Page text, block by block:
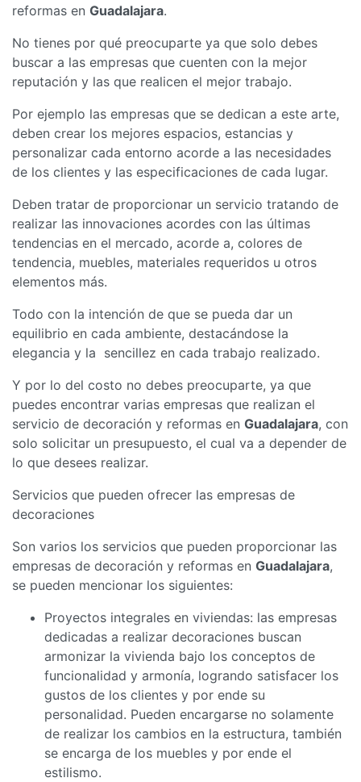
reformas en Guadalajara.
No tienes por qué preocuparte ya que solo debes
buscar a las empresas que cuenten con la mejor
reputación y las que realicen el mejor trabajo.
Por ejemplo las empresas que se dedican a este arte,
deben crear los mejores espacios, estancias y
personalizar cada entorno acorde a las necesidades
de los clientes y las especificaciones de cada lugar.
Deben tratar de proporcionar un servicio tratando de
realizar las innovaciones acordes con las últimas
tendencias en el mercado, acorde a, colores de
tendencia, muebles, materiales requeridos u otros
elementos más.
Todo con la intención de que se pueda dar un
equilibrio en cada ambiente, destacándose la
elegancia y la sencillez en cada trabajo realizado.
Y por lo del costo no debes preocuparte, ya que
puedes encontrar varias empresas que realizan el
servicio de decoración y reformas en Guadalajara, con
solo solicitar un presupuesto, el cual va a depender de
lo que desees realizar.
Servicios que pueden ofrecer las empresas de
decoraciones
Son varios los servicios que pueden proporcionar las
empresas de decoración y reformas en Guadalajara,
se pueden mencionar los siguientes:
Proyectos integrales en viviendas: las empresas
dedicadas a realizar decoraciones buscan
armonizar la vivienda bajo los conceptos de
funcionalidad y armonía, logrando satisfacer los
gustos de los clientes y por ende su
personalidad. Pueden encargarse no solamente
de realizar los cambios en la estructura, también
se encarga de los muebles y por ende el
estilismo.